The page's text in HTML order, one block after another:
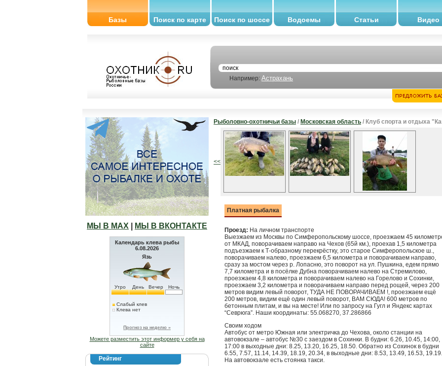
Базы Поиск по карте Поиск по шоссе Водоемы Статьи Видео
Например: Астрахань
МЫ В МАХ МЫ В ВКОНТАКТЕ
Календарь клева рыбы
6.08.2026
Язь
Утро День Вечер Ночь
Слабый клев
Клева нет
Прогноз на неделю »
Можете разместить этот информер у себя на
сайте
Рейтинг
Рыболовно-охотничьи базы / Московская область / Клуб спорта и отдыха
<<
Платная рыбалка
Проезд: На личном транспорте
Выезжаем из Москвы по Симферопольскому шоссе, проезжаем 45
от МКАД, поворачиваем направо на Чехов (65й км.), проехав 1,5 километра
подъезжаем к Т-образному перекрёстку, это старое Симферопольское ш.,
поворачиваем налево, проезжаем 6,5 километра и поворачиваем направо,
сразу за мостом через р. Лопасню, это поворот на ул. Пушкина, едем прямо
7,7 километра и в посёлке Дубна поворачиваем налево на Стремилово,
проезжаем 4,8 километра и поворачиваем налево на Горелово и Сохинки,
проезжаем 3,2 километра и поворачиваем направо перед рощей, через 200
метров видим левый поворот, ТУДА НЕ ПОВОРАЧИВАЕМ !, проезжаем ещё
200 метров, видим ещё один левый поворот, ВАМ СЮДА! 600 метров по
бетонным плитам, и вы на месте! Или по запросу на Гугл и Яндекс картах
“Севрюга”. Наши координаты: 55.068270, 37.286866
Своим ходом
Автобус от метро Южная или электричка до Чехова, около станции на
автовокзале – автобус №30 с заездом в Сохинки. В будни: 6.26, 10.45, 14:00,
17:00 в выходные дни: 8.25, 13.20, 16.25, 18.50. Обратно из Сохинок в будни
6.55, 7.57, 11.14, 14.39, 18.19, 20.34, в выходные дни: 8.53, 13.49, 16.53, 19.19.
На автовокзале есть стоянка такси.